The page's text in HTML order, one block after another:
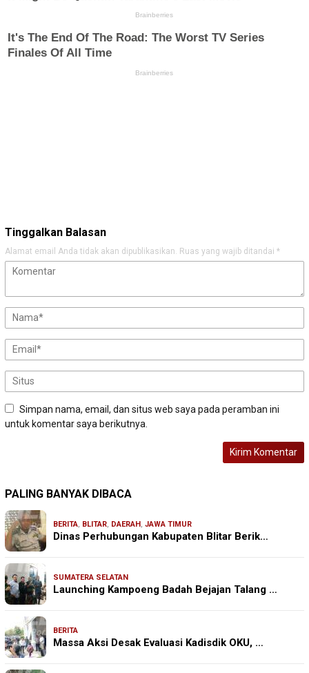
Tinggalkan Balasan
Alamat email Anda tidak akan dipublikasikan. Ruas yang wajib ditandai *
Simpan nama, email, dan situs web saya pada peramban ini
untuk komentar saya berikutnya.
PALING BANYAK DIBACA
BERITA, BLITAR, DAERAH , JAWA TIMUR
Dinas Perhubungan Kabupaten Blitar Berik…
SUMATERA SELATAN
Launching Kampoeng Badah Bejajan Talang …
BERITA
Massa Aksi Desak Evaluasi Kadisdik OKU, …